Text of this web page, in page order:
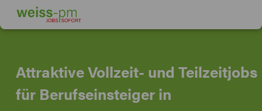
Attraktive Vollzeit- und Teilzeitjobs
für Berufseinsteiger in